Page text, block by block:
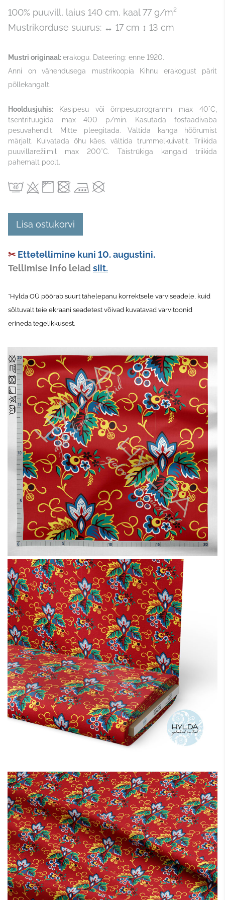
100% puuvill, laius 140 cm, kaal 77 g/m²
Mustrikorduse suurus: ↔ 17 cm ↕ 13 cm
Mustri originaal:erakogu. Dateering: enne 1920.
Anni on vähendusega mustrikoopia Kihnu erakogust pärit
põllekangalt.
Hooldusjuhis:
Käsipesu või õrnpesuprogramm max 40°C,
tsentrifuugida max 400 p/min. Kasutada fosfaadivaba
pesuvahendit. Mitte pleegitada. Vältida kanga hõõrumist
märjalt. Kuivatada õhu käes. vältida trummelkuivatit. Triikida
puuvillarežiimil max 200°C. Täistrükiga kangaid triikida
pahemalt poolt.
Lisa ostukorvi
✂ Ettetellimine kuni 10. augustini.
Tellimise info leiad siit.
*Hylda OÜ pöörab suurt tähelepanu korrektsele värviseadele, kuid
sõltuvalt teie ekraani seadetest võivad kuvatavad värvitoonid
erineda tegelikkusest.